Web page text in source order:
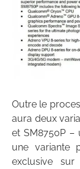
Outre le
aura deux
et SM8750P –
une variante
exclusive